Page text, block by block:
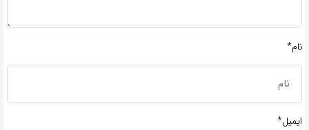
نام*
ایمیل*